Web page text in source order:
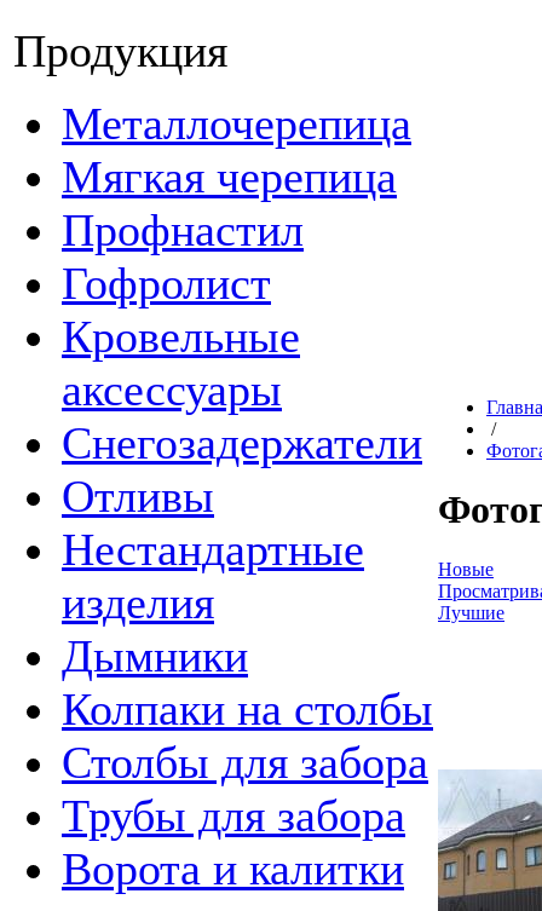
Продукция
Металлочерепица
Мягкая черепица
Профнастил
Гофролист
Кровельные
аксессуары
Снегозадержатели
Отливы
Нестандартные
изделия
Дымники
Колпаки на столбы
Столбы для забора
Трубы для забора
Ворота и калитки
/
Новые
Лучшие